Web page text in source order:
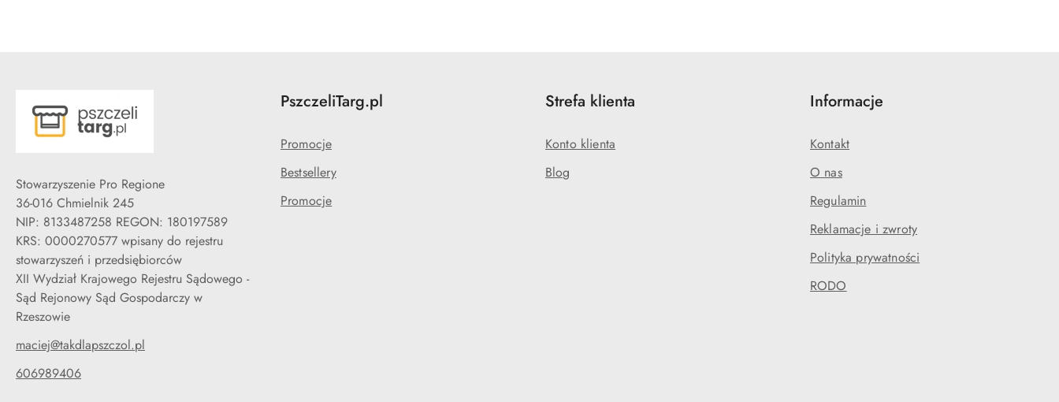
Stowarzyszenie Pro Regione
36-016 Chmielnik 245
NIP: 8133487258 REGON: 180197589
KRS: 0000270577 wpisany do rejestru
stowarzyszeń i przedsiębiorców
XII Wydział Krajowego Rejestru Sądowego -
Sąd Rejonowy Sąd Gospodarczy w
Rzeszowie
maciej@takdlapszczol.pl
606989406
PszczeliTarg.pl
Promocje
Bestsellery
Promocje
Strefa klienta
Konto klienta
Blog
Informacje
Kontakt
O nas
Regulamin
Reklamacje i zwroty
Polityka prywatności
RODO